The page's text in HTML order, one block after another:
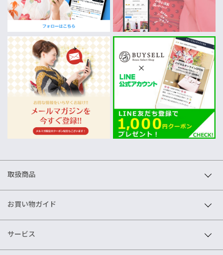
取扱商品
お買い物ガイド
サービス